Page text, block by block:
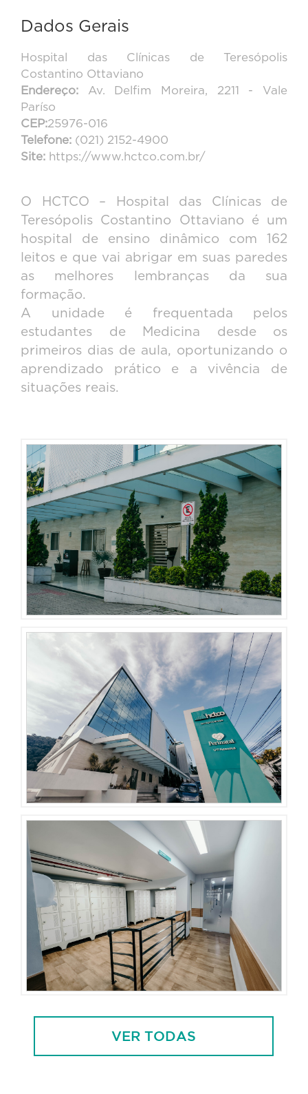
Dados Gerais
Hospital das Clínicas de Teresópolis
Costantino Ottaviano
Endereço: Av. Delfim Moreira, 2211 - Vale
Paríso
CEP:25976-016
Telefone: (021) 2152-4900
Site: https://www.hctco.com.br/
O HCTCO – Hospital das Clínicas de
Teresópolis Costantino Ottaviano é um
hospital de ensino dinâmico com 162
leitos e que vai abrigar em suas paredes
as melhores lembranças da sua
formação.
A unidade é frequentada pelos
estudantes de Medicina desde os
primeiros dias de aula, oportunizando o
aprendizado prático e a vivência de
situações reais.
VER TODAS